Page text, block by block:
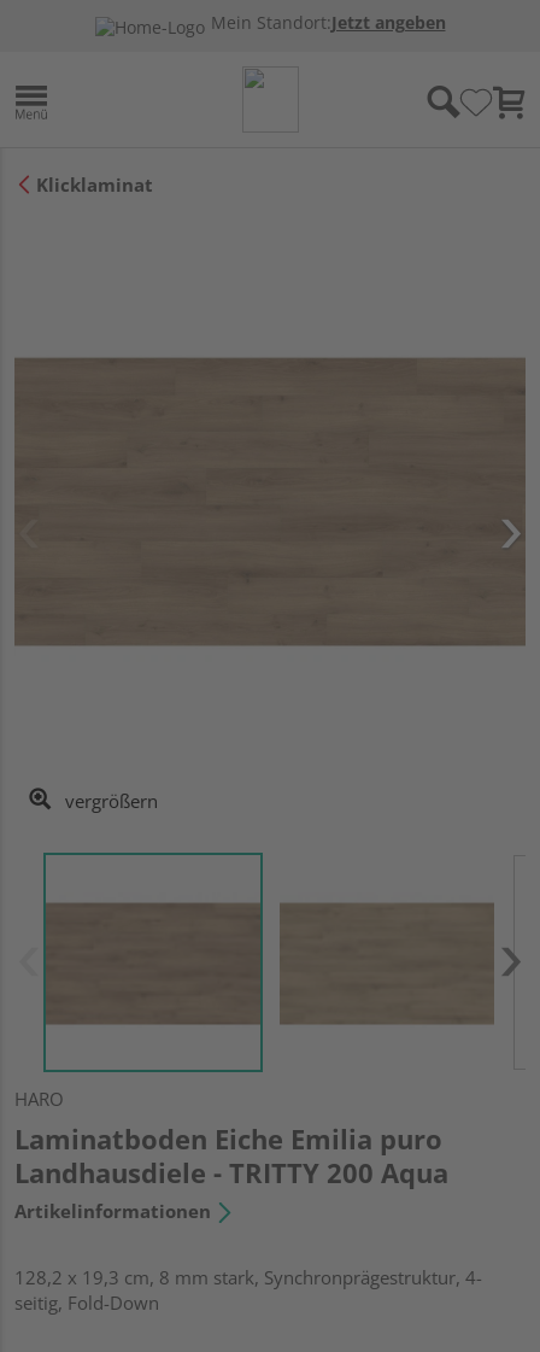
Mein Standort:Jetzt angeben
Klicklaminat
vergrößern
HARO
Laminatboden Eiche Emilia puro
Landhausdiele - TRITTY 200 Aqua
Artikelinformationen
128,2 x 19,3 cm, 8 mm stark, Synchronprägestruktur, 4-
seitig, Fold-Down